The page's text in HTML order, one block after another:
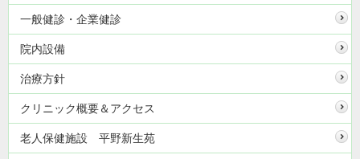
一般健診・企業健診
院内設備
治療方針
クリニック概要＆アクセス
老人保健施設 平野新生苑